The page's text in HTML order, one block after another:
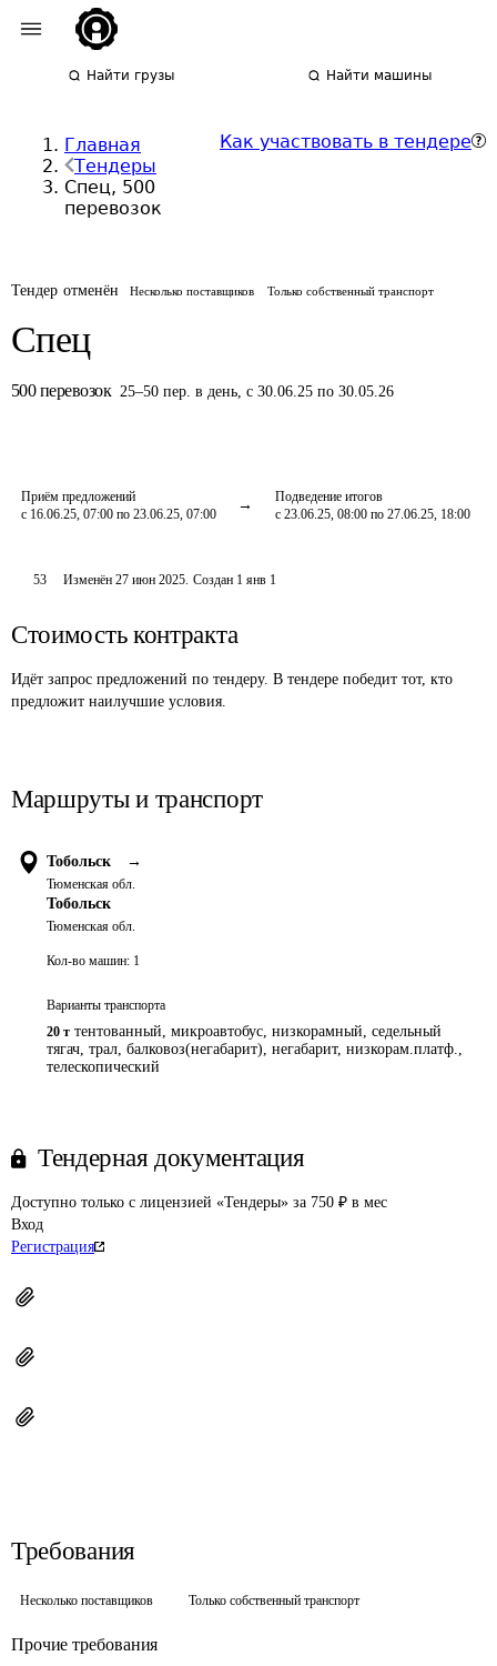
Найти грузы Найти машины
Главная
Тендеры
Спец, 500
перевозок
Как участвовать в тендере
Тендер отменён Несколько поставщиков Только собственный транспорт
Спец
500 перевозок 25–50 пер. в день,с 30.06.25 по 30.05.26
Приём предложений
с 16.06.25, 07:00 по 23.06.25, 07:00
Подведение итогов
с 23.06.25, 08:00 по 27.06.25, 18:00
53 Изменён27 июн 2025. Создан 1 янв 1
Стоимость контракта
Идёт запрос предложений по тендеру. В тендере победит тот, кто
предложит наилучшие условия.
Маршруты и транспорт
Тобольск →
Тюменская обл.
Тобольск
Тюменская обл.
Кол-во машин: 1
Варианты транспорта
20 т тентованный, микроавтобус, низкорамный, седельный
тягач, трал, балковоз(негабарит), негабарит, низкорам.платф.,
телескопический
Тендерная документация
Доступно только с лицензией «Тендеры» за 750 ₽ в мес
Вход
Регистрация
Требования
Несколько поставщиков Только собственный транспорт
Прочие требования